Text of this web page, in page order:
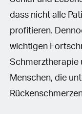
dass nicht alle
profitieren.
wichtigen
Schmerztherapie
Menschen, die